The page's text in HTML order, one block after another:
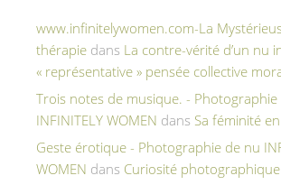
www.infinitelywomen.com-La
thérapie dans La contre-vérité d’un nu
« représentative » pensée collective
Trois notes de musique. - Photographie
INFINITELY WOMEN dans Sa féminité
Geste érotique - Photographie de nu
WOMEN dans Curiosité photographique